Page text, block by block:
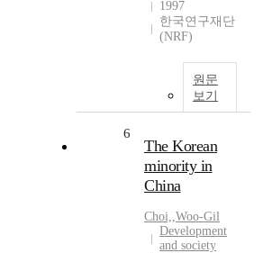
1997
한국연구재단
(NRF)
원문
보기
6
The Korean
minority in
China
Choi,,Woo-Gil
Development
and society